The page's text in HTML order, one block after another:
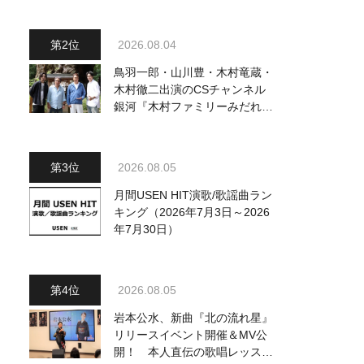
2026.08.04
鳥羽一郎・山川豊・木村竜蔵・
木村徹二出演のCSチャンネル
銀河『木村ファミリーみだれ旅
2026.08.05
月間USEN HIT演歌/歌謡曲ラン
キング（2026年7月3日～2026
年7月30日）
2026.08.05
岩本公水、新曲『北の流れ星』
リリースイベント開催＆MV公
開！ 本人直伝の歌唱レッスン